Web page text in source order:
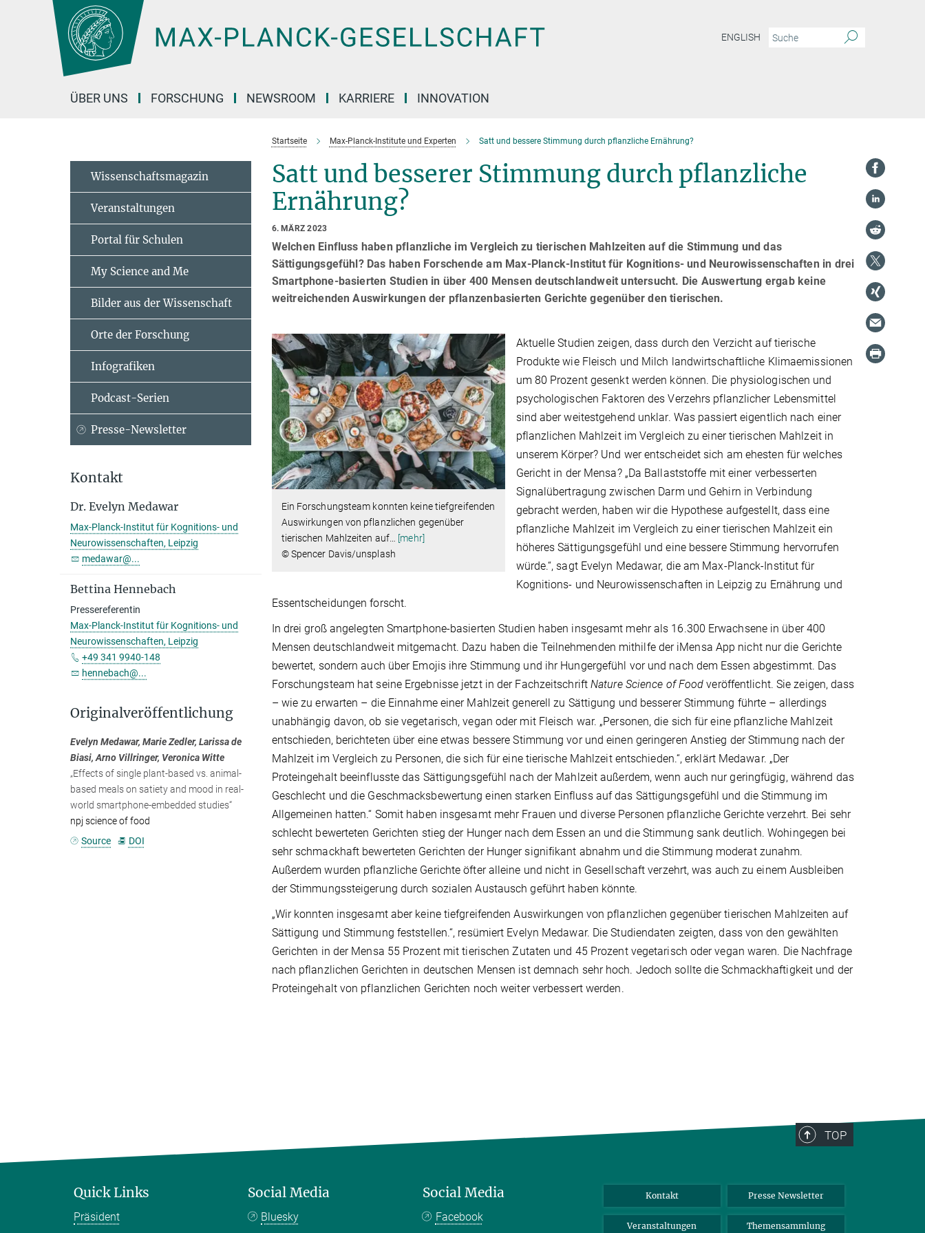
Hauptinhalt
ENGLISH
ÜBER UNS FORSCHUNG NEWSROOM KARRIERE INNOVATION
Startseite Max-Planck-Institute und Experten Satt und bessere Stimmung durch pflanzliche Ernährung?
Satt und besserer Stimmung durch pflanzliche
Ernährung?
6. MÄRZ 2023
Welchen Einfluss haben pflanzliche im Vergleich zu tierischen Mahlzeiten auf die Stimmung und das
Sättigungsgefühl? Das haben Forschende am Max-Planck-Institut für Kognitions- und Neurowissenschaften in drei
Smartphone-basierten Studien in über 400 Mensen deutschlandweit untersucht. Die Auswertung ergab keine
weitreichenden Auswirkungen der pflanzenbasierten Gerichte gegenüber den tierischen.
Ein Forschungsteam konnten keine tiefgreifenden
Auswirkungen von pflanzlichen gegenüber
tierischen Mahlzeiten auf
[mehr]
© Spencer Davis/unsplash
Aktuelle Studien zeigen, dass durch den Verzicht auf tierische
Produkte wie Fleisch und Milch landwirtschaftliche Klimaemissionen
um 80 Prozent gesenkt werden können. Die physiologischen und
psychologischen Faktoren des Verzehrs pflanzlicher Lebensmittel
sind aber weitestgehend unklar. Was passiert eigentlich nach einer
pflanzlichen Mahlzeit im Vergleich zu einer tierischen Mahlzeit in
unserem Körper? Und wer entscheidet sich am ehesten für welches
Gericht in der Mensa? „Da Ballaststoffe mit einer verbesserten
Signalübertragung zwischen Darm und Gehirn in Verbindung
gebracht werden, haben wir die Hypothese aufgestellt, dass eine
pflanzliche Mahlzeit im Vergleich zu einer tierischen Mahlzeit ein
höheres Sättigungsgefühl und eine bessere Stimmung hervorrufen
würde.“, sagt Evelyn Medawar, die am Max-Planck-Institut für
Kognitions- und Neurowissenschaften in Leipzig zu Ernährung und
Essentscheidungen forscht.
In drei groß angelegten Smartphone-basierten Studien haben insgesamt mehr als 16.300 Erwachsene in über 400
Mensen deutschlandweit mitgemacht. Dazu haben die Teilnehmenden mithilfe der iMensa App nicht nur die Gerichte
bewertet, sondern auch über Emojis ihre Stimmung und ihr Hungergefühl vor und nach dem Essen abgestimmt. Das
Forschungsteam hat seine Ergebnisse jetzt in der FachzeitschriftNature Science of Foodveröffentlicht. Sie zeigen, dass
– wie zu erwarten – die Einnahme einer Mahlzeit generell zu Sättigung und besserer Stimmung führte – allerdings
unabhängig davon, ob sie vegetarisch, vegan oder mit Fleisch war. „Personen, die sich für eine pflanzliche Mahlzeit
entschieden, berichteten über eine etwas bessere Stimmung vor und einen geringeren Anstieg der Stimmung nach der
Mahlzeit im Vergleich zu Personen, die sich für eine tierische Mahlzeit entschieden.“, erklärt Medawar. „Der
Proteingehalt beeinflusste das Sättigungsgefühl nach der Mahlzeit außerdem, wenn auch nur geringfügig, während das
Geschlecht und die Geschmacksbewertung einen starken Einfluss auf das Sättigungsgefühl und die Stimmung im
Allgemeinen hatten.“ Somit haben insgesamt mehr Frauen und diverse Personen pflanzliche Gerichte verzehrt. Bei sehr
schlecht bewerteten Gerichten stieg der Hunger nach dem Essen an und die Stimmung sank deutlich. Wohingegen bei
sehr schmackhaft bewerteten Gerichten der Hunger signifikant abnahm und die Stimmung moderat zunahm.
Außerdem wurden pflanzliche Gerichte öfter alleine und nicht in Gesellschaft verzehrt, was auch zu einem Ausbleiben
der Stimmungssteigerung durch sozialen Austausch geführt haben könnte.
„Wir konnten insgesamt aber keine tiefgreifenden Auswirkungen von pflanzlichen gegenüber tierischen Mahlzeiten auf
Sättigung und Stimmung feststellen.“, resümiert Evelyn Medawar. Die Studiendaten zeigten, dass von den gewählten
Gerichten in der Mensa 55 Prozent mit tierischen Zutaten und 45 Prozent vegetarisch oder vegan waren. Die Nachfrage
nach pflanzlichen Gerichten in deutschen Mensen ist demnach sehr hoch. Jedoch sollte die Schmackhaftigkeit und der
Proteingehalt von pflanzlichen Gerichten noch weiter verbessert werden.
Wissenschaftsmagazin
Veranstaltungen
Portal für Schulen
My Science and Me
Bilder aus der Wissenschaft
Orte der Forschung
Infografiken
Podcast-Serien
Presse-Newsletter
Kontakt
Dr. Evelyn Medawar
Max-Planck-Institut für Kognitions- und
Neurowissenschaften, Leipzig
medawar@...
Bettina Hennebach
Pressereferentin
Max-Planck-Institut für Kognitions- und
Neurowissenschaften, Leipzig
+49 341 9940-148
hennebach@...
Originalveröffentlichung
Evelyn Medawar, Marie Zedler, Larissa de
Biasi, Arno Villringer, Veronica Witte
„Effects of single plant-based vs. animal-
based meals on satiety and mood in real-
world smartphone-embedded studies“
npj science of food
Source
DOI
TOP
Quick Links
Präsident
Social Media
Bluesky
Social Media
Facebook
Kontakt Presse Newsletter
Veranstaltungen Themensammlung